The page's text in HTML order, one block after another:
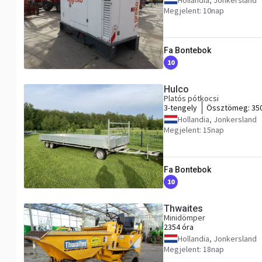
Megjelent: 10nap
Fa Bontebok
10
Hulco
Platós pótkocsi
3-tengely
Össztömeg:
Hollandia, Jonkersland
Megjelent: 15nap
Fa Bontebok
10
Thwaites
Minidömper
2354 óra
Hollandia, Jonkersland
Megjelent: 18nap